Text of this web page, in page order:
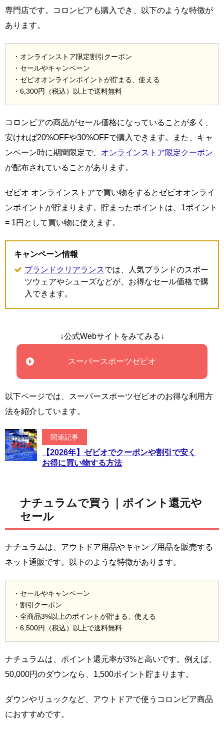
専門店です。コロンビアも購入でき、以下のような特徴が
あります。
・オンラインストア限定割引クーポン
・セールやキャンペーン
・ゼビオオンラインポイントが貯まる、使える
・6,300円（税込）以上で送料無料
コロンビアの商品がセール価格になっていることが多く、
安ければ20%OFFや30%OFFで購入できます。また、キャ
ンペーン時に期間限定で、 オンラインストア限定クーポン
が配布されていることがあります。
ゼビオ オンラインストアで買い物をするとゼビオオンライ
ンポイントが貯まります。貯まったポイントは、1ポイント
= 1円として買い物に使えます。
キャンペーン情報
ブランドクリアランスでは、人気ブランドのスポー
ツウェアやシューズなどが、お得なセール価格で購
入できます。
↓公式Webサイトをみてみる↓
スーパースポーツゼビオ
以下ページでは、スーパースポーツゼビオのお得な利用方
法を紹介しています。
関連記事
【2026年】ゼビオでクーポンや割引で安く
お得に買い物する方法
ナチュラムで買う｜ポイント還元や
セール
ナチュラムは、アウトドア用品やキャンプ用品を販売する
ネット通販です。以下のような特徴があります。
・セールやキャンペーン
・割引クーポン
・全商品3%以上のポイントが貯まる、使える
・6,500円（税込）以上で送料無料
ナチュラムは、ポイント還元率が3%と高いです。例えば、
50,000円のダウンなら、1,500ポイント貯まります。
ダウンやリュックなど、アウトドアで使うコロンビア商品
におすすめです。